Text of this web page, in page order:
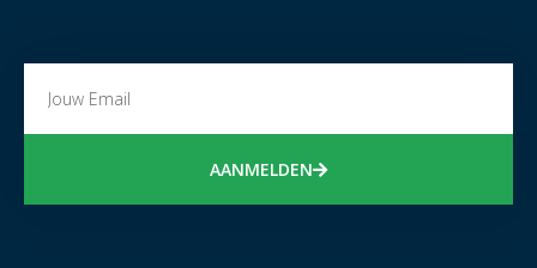
AANMELDEN